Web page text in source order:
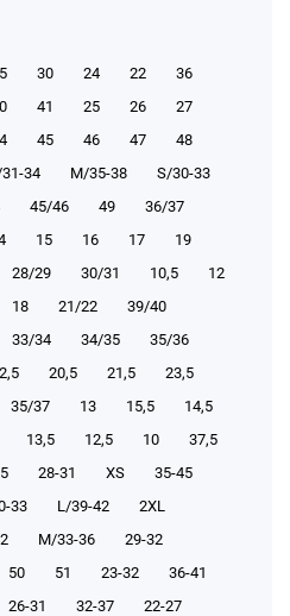
30 24 22
36
41 25 26
27
45 46 47
48
34 М/35-38
S/30-33
45/46 49
36/37
15 16 17
19
28/29 30/31 10,5
12
18 21/22
39/40
33/34 34/35
35/36
20,5 21,5
23,5
35/37 13 15,5
14,5
13,5 12,5 10
37,5
28-31 XS
35-45
33 L/39-42
2XL
М/33-36
29-32
50 51 23-32
36-41
26-31 32-37
22-27